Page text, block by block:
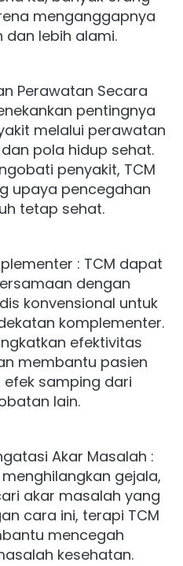
menganggapnya
dan lebih alami.
Perawatan Secara
pentingnya
melalui perawatan
pola hidup sehat.
penyakit, TCM
upaya pencegahan
tetap sehat.
: TCM dapat
dengan
konvensional untuk
komplementer.
efektivitas
membantu pasien
samping dari
lain.
Akar Masalah :
gejala,
akar masalah yang
cara ini, terapi TCM
mencegah
kesehatan.